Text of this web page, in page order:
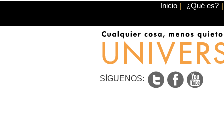
Inicio | ¿Qué es? |
SÍGUENOS: